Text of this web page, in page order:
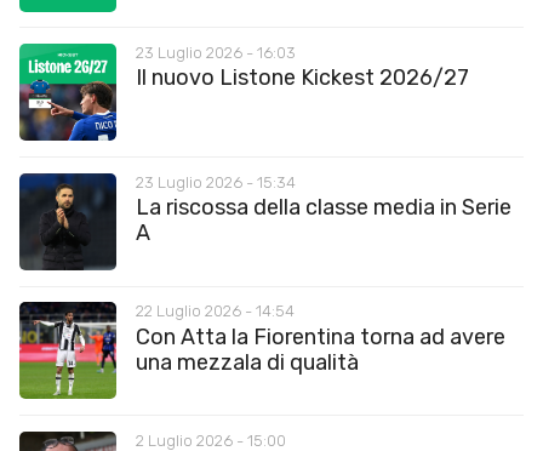
23 Luglio 2026 - 16:03
Il nuovo Listone Kickest 2026/27
23 Luglio 2026 - 15:34
La riscossa della classe media in Serie
A
22 Luglio 2026 - 14:54
Con Atta la Fiorentina torna ad avere
una mezzala di qualità
2 Luglio 2026 - 15:00